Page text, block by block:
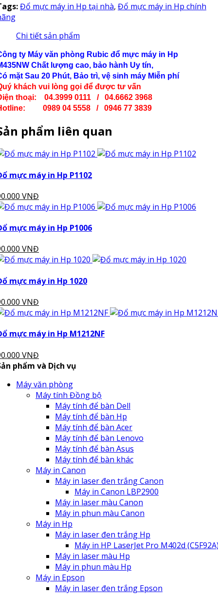
Đổ mực máy in Hp tại nhà, Đổ mực máy in Hp chính
Chi tiết sản phẩm
ty Máy văn phòng Rubic đổ mực máy in Hp
Chất lượng cao, bảo hành Uy tín,
mặt Sau 20 Phút, Bảo trì, vệ sinh máy Miễn phí
khách vui lòng gọi để được tư vấn
thoại: 04.3999 0111 / 04.6662 3968
0989 04 5558 / 0946 77 3839
phẩm liên quan
mực máy in Hp P1102
VNĐ
mực máy in Hp P1006
VNĐ
mực máy in Hp 1020
VNĐ
mực máy in Hp M1212NF
VNĐ
phẩm và Dịch vụ
Máy văn phòng
Máy tính Đồng bộ
Máy tính để bàn Dell
Máy tính để bàn Hp
Máy tính để bàn Acer
Máy tính để bàn Lenovo
Máy tính để bàn Asus
Máy tính để bàn khác
Máy in Canon
Máy in laser đen trắng Canon
Máy in Canon LBP2900
Máy in laser màu Canon
Máy in phun màu Canon
Máy in Hp
Máy in laser đen trắng Hp
Máy in HP LaserJet Pro M402d
Máy in laser màu Hp
Máy in phun màu Hp
Máy in Epson
Máy in laser đen trắng Epson